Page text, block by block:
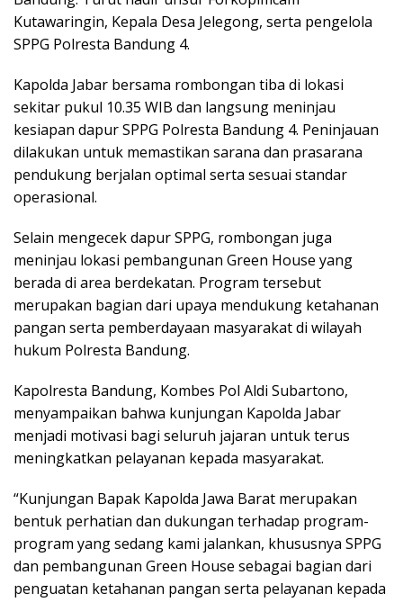
Kutawaringin, Kepala Desa Jelegong, serta pengelola
SPPG Polresta Bandung 4.
Kapolda Jabar bersama rombongan tiba di lokasi
sekitar pukul 10.35 WIB dan langsung meninjau
kesiapan dapur SPPG Polresta Bandung 4. Peninjauan
dilakukan untuk memastikan sarana dan prasarana
pendukung berjalan optimal serta sesuai standar
operasional.
Selain mengecek dapur SPPG, rombongan juga
meninjau lokasi pembangunan Green House yang
berada di area berdekatan. Program tersebut
merupakan bagian dari upaya mendukung ketahanan
pangan serta pemberdayaan masyarakat di wilayah
hukum Polresta Bandung.
Kapolresta Bandung, Kombes Pol Aldi Subartono,
menyampaikan bahwa kunjungan Kapolda Jabar
menjadi motivasi bagi seluruh jajaran untuk terus
meningkatkan pelayanan kepada masyarakat.
“Kunjungan Bapak Kapolda Jawa Barat merupakan
bentuk perhatian dan dukungan terhadap program-
program yang sedang kami jalankan, khususnya SPPG
dan pembangunan Green House sebagai bagian dari
penguatan ketahanan pangan serta pelayanan kepada